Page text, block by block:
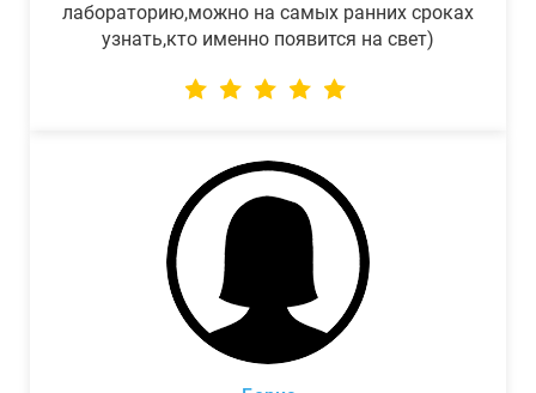
лабораторию,можно на самых ранних сроках
узнать,кто именно появится на свет)